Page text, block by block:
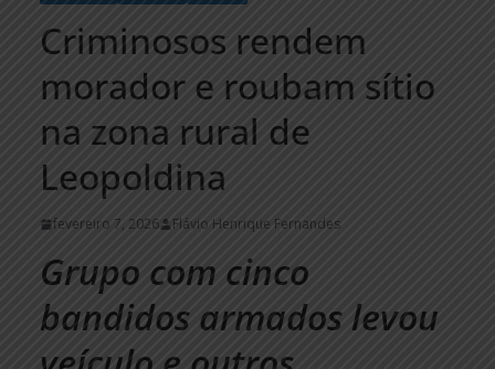
Criminosos rendem
morador e roubam sítio
na zona rural de
Leopoldina
fevereiro 7, 2026 Flávio Henrique Fernandes
Grupo com cinco
bandidos armados levou